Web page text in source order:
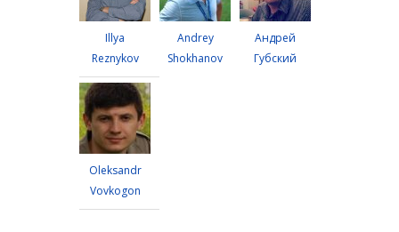
Illya
Reznykov
Andrey
Shokhanov
Андрей
Губский
Oleksandr
Vovkogon